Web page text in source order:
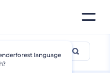
language